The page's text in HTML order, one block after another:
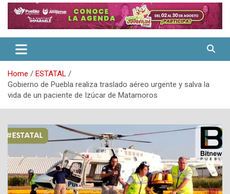
Home
ESTATAL
Gobierno de Puebla realiza traslado aéreo urgente y salva la
vida de un paciente de Izúcar de Matamoros